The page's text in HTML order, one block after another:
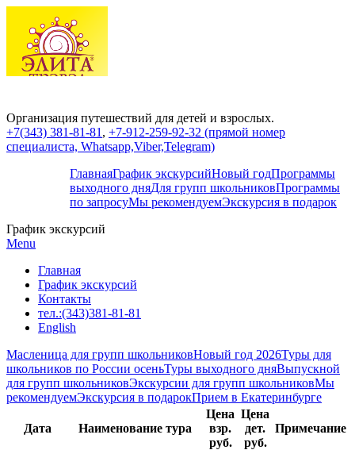
Организация путешествий для детей и взрослых.
+7(343) 381-81-81 , +7-912-259-92-32 (прямой номер
специалиста, Whatsapp,Viber,Telegram)
ГлавнаяГрафик экскурсийНовый годПрограммы
выходного дняДля групп школьниковПрограммы
по запросуМы рекомендуемЭкскурсия в подарок
График экскурсий
Menu
Главная
График экскурсий
Контакты
тел.:(343)381-81-81
English
Масленица для групп школьниковНовый год 2026Туры для
школьников по России осеньТуры выходного дняВыпускной
для групп школьниковЭкскурсии для групп школьниковМы
рекомендуемЭкскурсия в подарокПрием в Екатеринбурге
Дата Наименование тура
Цена
взр.
руб.
Цена
дет.
руб.
Примечание